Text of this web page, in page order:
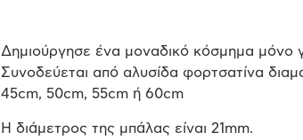
Δημιούργησε ένα μοναδικό κόσμημα μόνο
Συνοδεύεται από αλυσίδα φορτσατίνα
45cm, 50cm, 55cm ή 60cm
Η διάμετρος της μπάλας είναι 21mm.